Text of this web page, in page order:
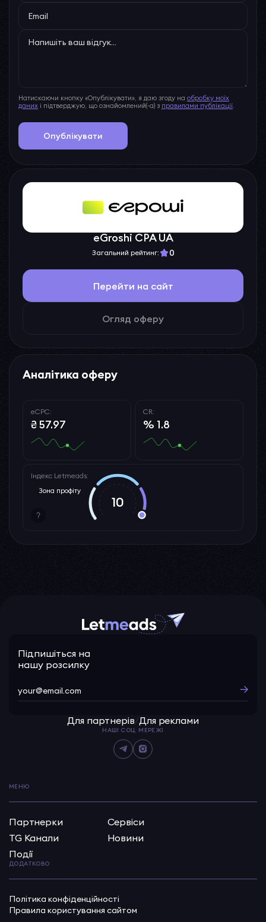
Натискаючи кнопку «Опублікувати», я даю згоду на обробку моїх
даних і підтверджую, що ознайомлений(-а) з правилами публікації.
Опублікувати
eGroshi CPA UA
Загальний рейтинг: 0
Перейти на сайт
Огляд оферу
Аналітика оферу
eCPC:
₴ 57.97
CR:
% 1.8
Індекс Letmeads:
Зона профіту
10
Підпишіться на
нашу розсилку
Для партнерів/Для реклами
НАШІ СОЦ. МЕРЕЖІ
МЕНЮ
Партнерки
Сервіси
TG Канали
Новини
Події
ДОДАТКОВО
Політика конфіденційності
Правила користування сайтом